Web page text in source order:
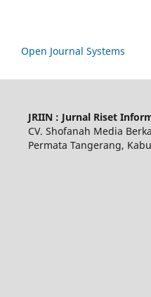
Open Journal Systems
JRIIN : Jurnal Riset
CV. Shofanah Media
Permata Tangerang,